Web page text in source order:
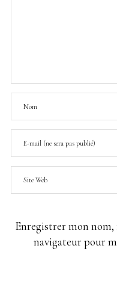
Enregistrer mon
navigateur pour